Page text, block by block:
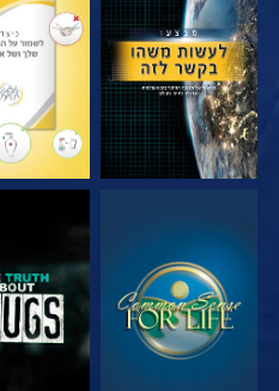
צפה צפה
צפה צפה